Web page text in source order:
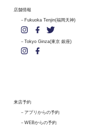
店舗情報
Fukuoka Tenjin(福岡天神)
Tokyo Ginza(東京 銀座)
来店予約
アプリからの予約
WEBからの予約